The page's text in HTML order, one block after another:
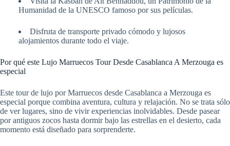
Humanidad de la UNESCO famoso por sus películas.
Disfruta de transporte privado cómodo y lujosos
alojamientos durante todo el viaje.
Por qué este Lujo Marruecos Tour Desde Casablanca A Merzouga es
especial
Este tour de lujo por Marruecos desde Casablanca a Merzouga es
especial porque combina aventura, cultura y relajación. No se trata sólo
de ver lugares, sino de vivir experiencias inolvidables. Desde pasear
por antiguos zocos hasta dormir bajo las estrellas en el desierto, cada
momento está diseñado para sorprenderte.